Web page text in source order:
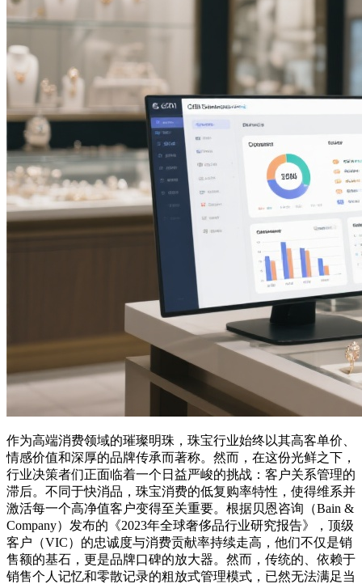
作为高端消费领域的璀璨明珠，珠宝行业始终以其高客单价、
情感价值和深厚的品牌传承而著称。然而，在这份光鲜之下，
行业决策者们正面临着一个日益严峻的挑战：客户关系管理的
滞后。不同于快消品，珠宝消费的低复购率特性，使得维系并
激活每一个高净值客户变得至关重要。根据贝恩咨询（Bain &
Company）发布的《2023年全球奢侈品行业研究报告》，顶级
客户（VIC）的忠诚度与消费贡献率持续走高，他们不仅是销
售额的基石，更是品牌口碑的放大器。然而，传统的、依赖于
销售个人记忆和零散记录的粗放式管理模式，已然无法满足当